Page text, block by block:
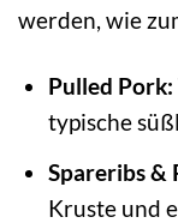
werden, wie
Pulled Pork:
typische
Spareribs &
Kruste und